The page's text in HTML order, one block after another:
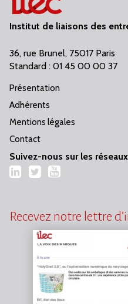
Institut de liaisons des
36, rue Brunel, 75017 Paris
Standard : 01 45 00 00 37
Présentation
Adhérents
Mentions légales
Contact
Suivez-nous sur les réseaux
LinkedIn
TwitterYouTube
Recevez notre lettre